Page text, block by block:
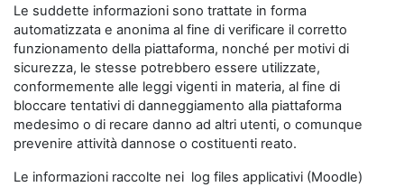
Le suddette informazioni sono trattate in forma
automatizzata e anonima al fine di verificare il corretto
funzionamento della piattaforma, nonché per motivi di
sicurezza, le stesse potrebbero essere utilizzate,
conformemente alle leggi vigenti in materia, al fine di
bloccare tentativi di danneggiamento alla piattaforma
medesimo o di recare danno ad altri utenti, o comunque
prevenire attività dannose o costituenti reato.
Le informazioni raccolte nei log files applicativi (Moodle)